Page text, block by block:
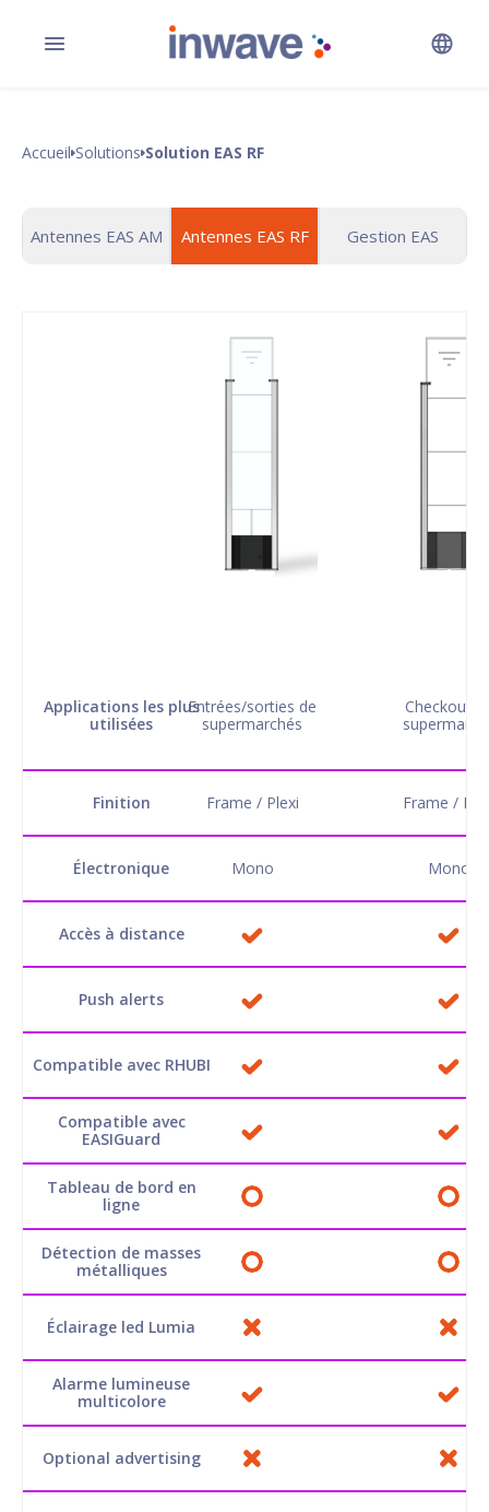
Accueil Solutions Solution EAS RF
Antennes EAS AM Antennes EAS RF Gestion EAS
Applications les plus
utilisées
Finition
Électronique
Accès à distance
Push alerts
Compatible avec RHUBI
Compatible avec
EASIGuard
Tableau de bord en
ligne
Détection de masses
métalliques
Éclairage led Lumia
Alarme lumineuse
multicolore
Optional advertising
Entrées/sorties de
supermarchés
Frame / Plexi
Mono
Checkout
Frame /
Mono